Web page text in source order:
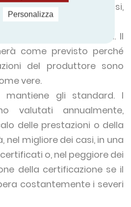
standard rigorosi,
imparziale.
le prestazioni. Il
come previsto perché
del produttore sono
vere.
mantiene gli standard. I
valutati annualmente,
delle prestazioni o della
nel migliore dei casi, in una
o, nel peggiore dei
della certificazione se il
costantemente i severi
Personalizza